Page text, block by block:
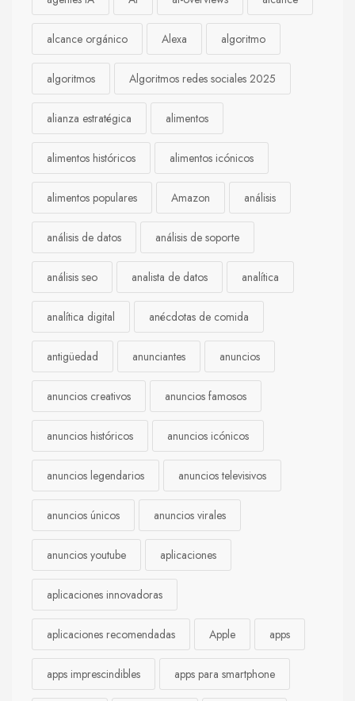
alcance orgánico Alexa algoritmo
algoritmos Algoritmos redes sociales 2025
alianza estratégica alimentos
alimentos históricos alimentos icónicos
alimentos populares Amazon análisis
análisis de datos análisis de soporte
análisis seo analista de datos analítica
analítica digital anécdotas de comida
antigüedad anunciantes anuncios
anuncios creativos anuncios famosos
anuncios históricos anuncios icónicos
anuncios legendarios anuncios televisivos
anuncios únicos anuncios virales
anuncios youtube aplicaciones
aplicaciones innovadoras
aplicaciones recomendadas Apple apps
apps imprescindibles apps para smartphone